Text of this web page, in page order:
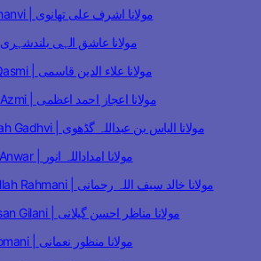
Maulana Ashraf Ali Thanvi | مولانا اشرف علی تھانوی
Maulana Ashiq Ilahi | مولانا عاشق الہی بلندشہری
Maulana Ala ud Din Qasmi | مولانا علاء الدین قاسمی
Maulana Ijaz Ahmad Azmi | مولانا اعجاز احمد اعظمی
Maulana Ilyas Abdullah Gadhvi | مولانا الیاس بن عبداللہ گڈھوی
Maulana Imdadullah Anwar | مولانا امداداللہ انور
Maulana Khalid Saifullah Rahmani | مولانا خالد سیف اللہ رحمانی
Maulana Manazir Ahsan Gilani | مولانا مناظر احسن گیلانی
Maulana Manzoor Nomani | مولانا منظور نعمانی